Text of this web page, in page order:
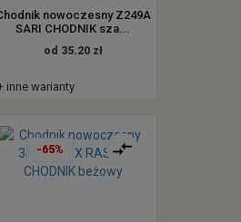
nowoczesny Z249A
SARI CHODNIK sza...
od 35.20 zł
inne warianty
-65%